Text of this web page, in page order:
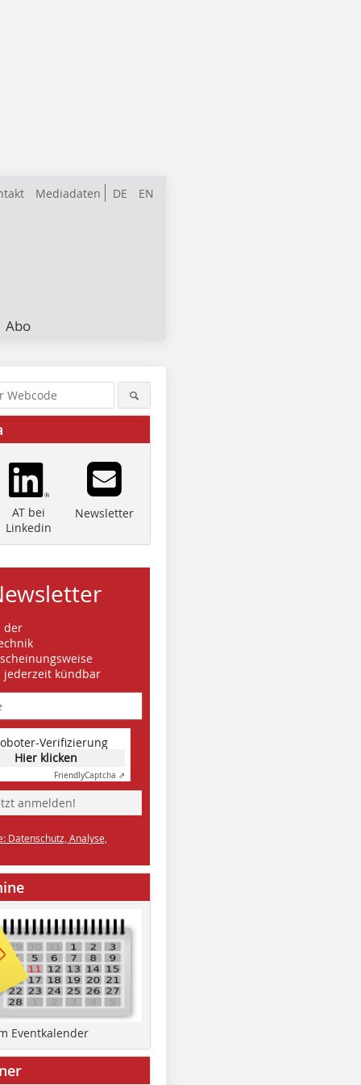
DE EN
Mediadaten
Abo
AT bei
Linkedin
Newsletter
der
jederzeit kündbar
Verifizierung
Hier klicken
FriendlyCaptcha ⇗
anmelden!
Datenschutz, Analyse,
Eventkalender